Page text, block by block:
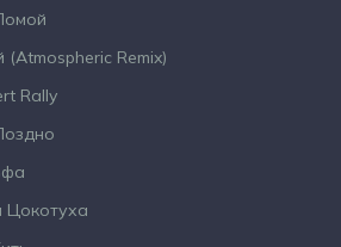
(Atmospheric Remix)
Rally
Цокотуха